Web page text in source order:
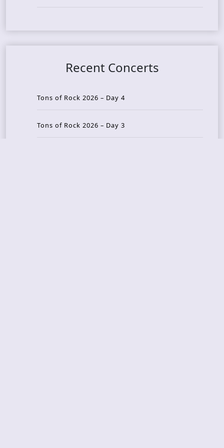
Recent Concerts
Tons of Rock 2026 – Day 4
Tons of Rock 2026 – Day 3